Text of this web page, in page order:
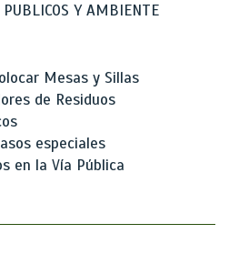
PUBLICOS Y AMBIENTE
Mesas y Sillas
de Residuos
especiales
en la Vía Pública